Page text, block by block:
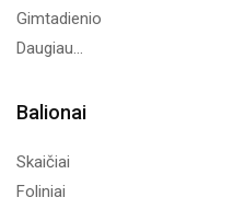
Gimtadienio
Daugiau...
Balionai
Skaičiai
Foliniai